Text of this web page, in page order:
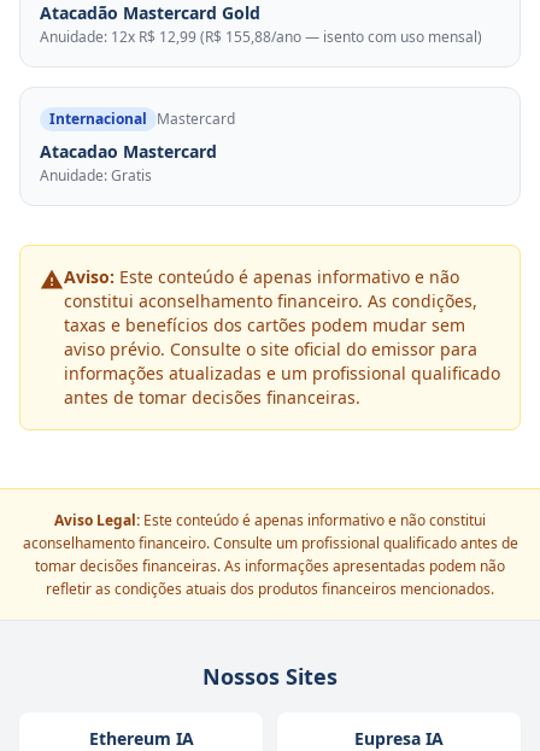
Atacadão Mastercard Gold
Anuidade: 12x R$ 12,99 (R$ 155,88/ano — isento com uso mensal)
Internacional Mastercard
Atacadao Mastercard
Anuidade: Gratis
Aviso: Este conteúdo é apenas informativo e não
constitui aconselhamento financeiro. As condições,
taxas e benefícios dos cartões podem mudar sem
aviso prévio. Consulte o site oficial do emissor para
informações atualizadas e um profissional qualificado
antes de tomar decisões financeiras.
Aviso Legal: Este conteúdo é apenas informativo e não constitui
aconselhamento financeiro. Consulte um profissional qualificado antes de
tomar decisões financeiras. As informações apresentadas podem não
refletir as condições atuais dos produtos financeiros mencionados.
Nossos Sites
Ethereum IA Eupresa IA